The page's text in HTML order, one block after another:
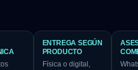
ENTREGA SEGÚN
PRODUCTO
Física o digital,